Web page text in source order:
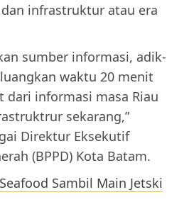
dan infrastruktur atau era
sumber informasi, adik-
waktu 20 menit
dari informasi masa Riau
sekarang,”
Direktur Eksekutif
(BPPD) Kota Batam.
Sambil Main Jetski